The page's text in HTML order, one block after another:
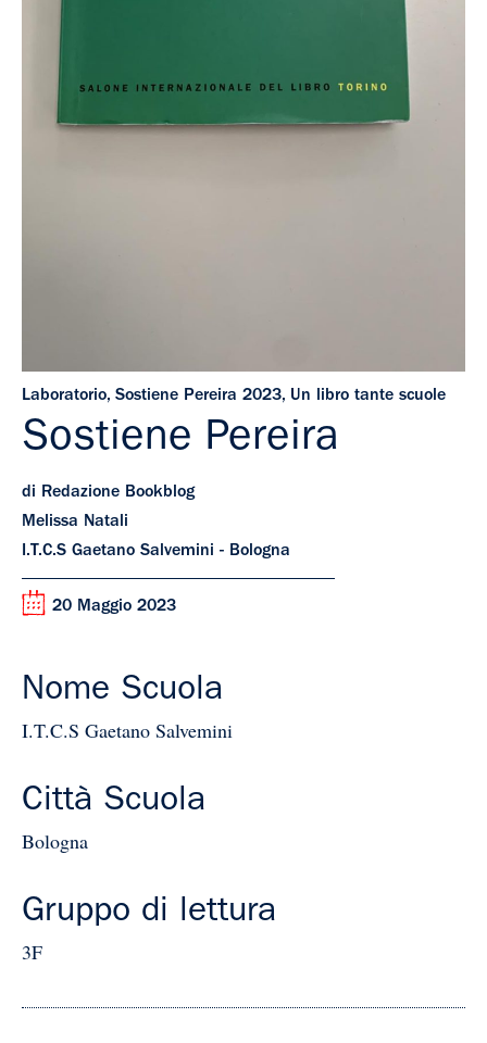
Laboratorio, Sostiene Pereira 2023, Un libro tante scuole
Sostiene Pereira
di Redazione Bookblog
Melissa Natali
I.T.C.S Gaetano Salvemini - Bologna
20 Maggio 2023
Nome Scuola
I.T.C.S Gaetano Salvemini
Città Scuola
Bologna
Gruppo di lettura
3F